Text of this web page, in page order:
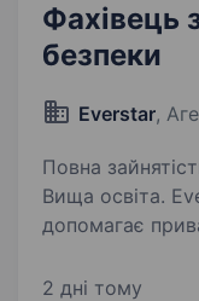
Фахівець
безпеки
Everstar,
Повна
Вища освіта. Everstar — агентство, яке
допомагає
та посилювати
2 дні тому